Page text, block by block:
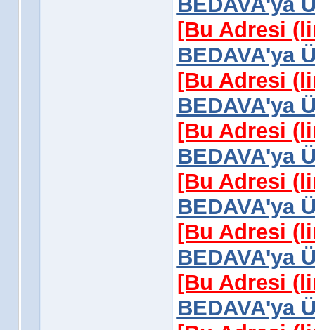
[Bu Adresi
BEDAVA'ya
[Bu Adresi
BEDAVA'ya
[Bu Adresi
BEDAVA'ya
[Bu Adresi
BEDAVA'ya
[Bu Adresi
BEDAVA'ya
[Bu Adresi
BEDAVA'ya